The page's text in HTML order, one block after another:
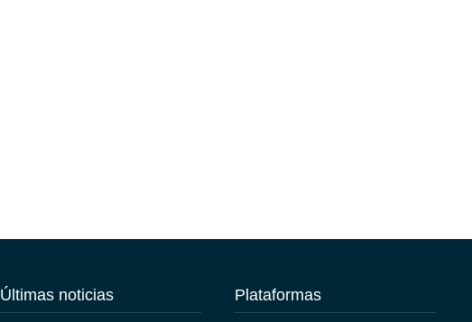
Últimas noticias Plataformas